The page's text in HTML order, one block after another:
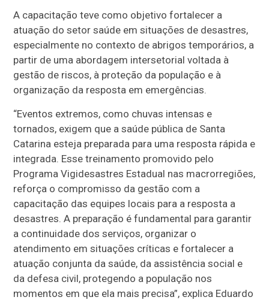
A capacitação teve como objetivo fortalecer a
atuação do setor saúde em situações de desastres,
especialmente no contexto de abrigos temporários, a
partir de uma abordagem intersetorial voltada à
gestão de riscos, à proteção da população e à
organização da resposta em emergências.
“Eventos extremos, como chuvas intensas e
tornados, exigem que a saúde pública de Santa
Catarina esteja preparada para uma resposta rápida e
integrada. Esse treinamento promovido pelo
Programa Vigidesastres Estadual nas macrorregiões,
reforça o compromisso da gestão com a
capacitação das equipes locais para a resposta a
desastres. A preparação é fundamental para garantir
a continuidade dos serviços, organizar o
atendimento em situações críticas e fortalecer a
atuação conjunta da saúde, da assistência social e
da defesa civil, protegendo a população nos
momentos em que ela mais precisa”, explica Eduardo